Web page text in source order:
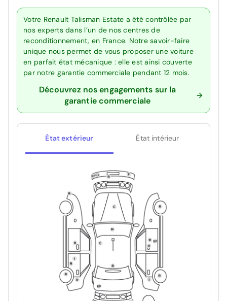
Votre Renault Talisman Estate a été contrôlée par
nos experts dans l’un de nos centres de
reconditionnement, en France. Notre savoir-faire
unique nous permet de vous proposer une voiture
en parfait état mécanique : elle est ainsi couverte
par notre garantie commerciale pendant 12 mois.
Découvrez nos engagements sur la
garantie commerciale
État extérieur État intérieur